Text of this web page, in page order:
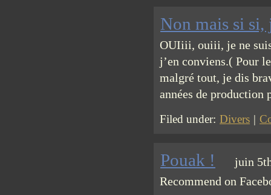
Non mais si
OUIiii, ouiii, je ne suis
j’en conviens.( Pour
malgré tout, je dis
années de
Filed under: Divers |
Pouak !
juin
Recommend on